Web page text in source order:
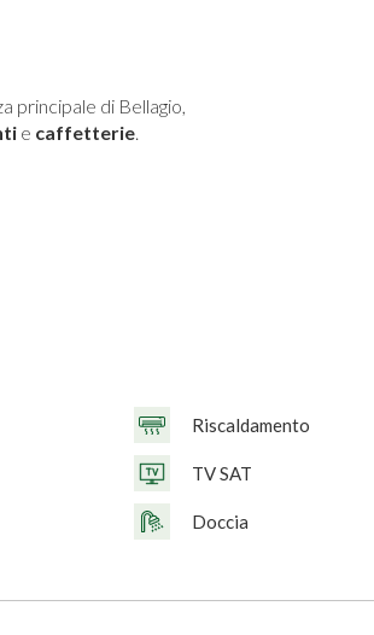
principale di Bellagio,
e caffetterie.
Riscaldamento
TV SAT
Doccia